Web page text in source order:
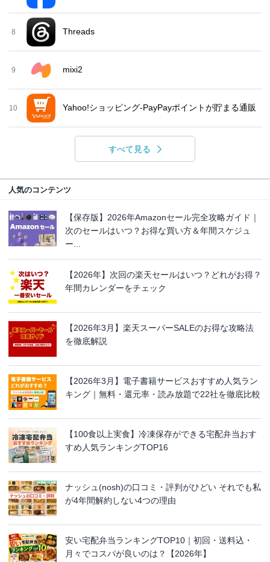
8 Threads
9 mixi2
10 Yahoo!ショッピング-PayPayポイントが貯まる通販
すべて見る
人気のコンテンツ
【保存版】2026年Amazonセール完全攻略ガイド｜
次のセールはいつ？お得な買い方＆年間スケジュ
ー...
【2026年】次回の楽天セールはいつ？どれがお得？
年間カレンダーをチェック
【2026年3月】楽天スーパーSALEのお得な攻略法
を徹底解説
【2026年3月】電子書籍サービスおすすめ人気ラン
キング｜無料・還元率・読み放題で22社を徹底比較
【100食以上実食】冷凍保存ができる宅配弁当おす
すめ人気ランキングTOP16
ナッシュ(nosh)の口コミ・評判がひどい それでも私
が4年間解約しない4つの理由
安い宅配弁当ランキングTOP10｜初回・送料込・
月々でコスパが良いのは？【2026年】